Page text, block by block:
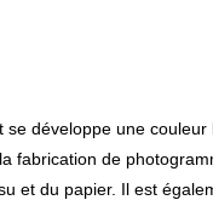
développe une
fabrication de
et du papier. Il est